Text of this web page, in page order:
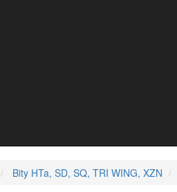
Bity HTa, SD, SQ, TRI WING, XZN